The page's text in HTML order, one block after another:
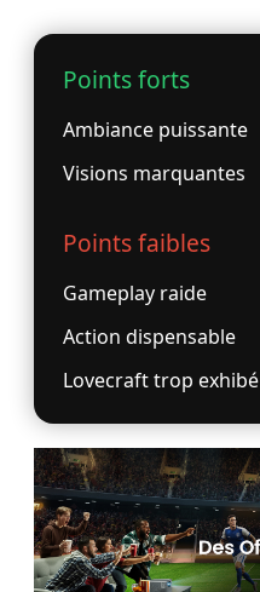
Points forts
Ambiance puissante
Visions marquantes
Points faibles
Gameplay raide
Action dispensable
Lovecraft trop exhibé